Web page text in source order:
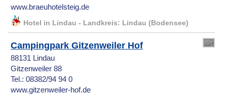
www.braeuhotelsteig.de
Hotel in Lindau - Landkreis: Lindau (Bodensee)
Campingpark Gitzenweiler Hof
88131 Lindau
Gitzenweiler 88
Tel.: 08382/94 94 0
www.gitzenweiler-hof.de